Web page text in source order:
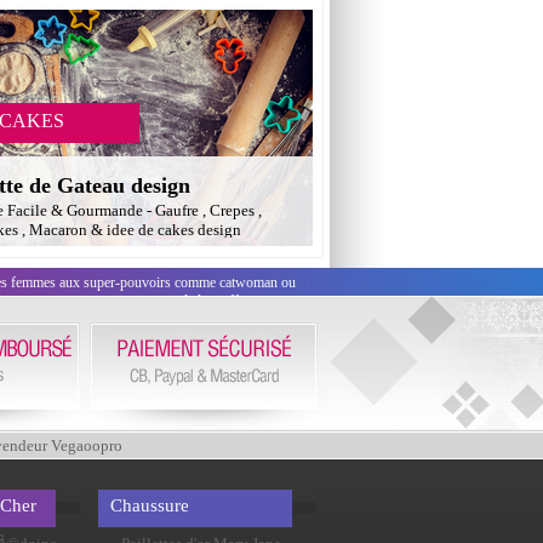
de Gateau design
Facile & Gourmande - Gaufre , Crepes ,
, Macaron & idee de cakes design
aux super-pouvoirs comme catwoman ou
sexy ne manqueront pas de leur effet.
Vegaoopro
Chaussure